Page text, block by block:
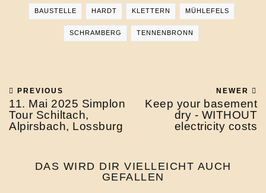
BAUSTELLE HARDT KLETTERN MÜHLEFELS
SCHRAMBERG TENNENBRONN
PREVIOUS
11. Mai 2025 Simplon
Tour Schiltach,
Alpirsbach, Lossburg
NEWER
Keep your basement
dry - WITHOUT
electricity costs
DAS WIRD DIR VIELLEICHT AUCH
GEFALLEN